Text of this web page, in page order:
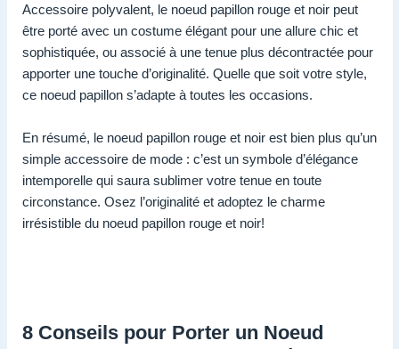
Accessoire polyvalent, le noeud papillon rouge et noir peut
être porté avec un costume élégant pour une allure chic et
sophistiquée, ou associé à une tenue plus décontractée pour
apporter une touche d’originalité. Quelle que soit votre style,
ce noeud papillon s’adapte à toutes les occasions.
En résumé, le noeud papillon rouge et noir est bien plus qu’un
simple accessoire de mode : c’est un symbole d’élégance
intemporelle qui saura sublimer votre tenue en toute
circonstance. Osez l’originalité et adoptez le charme
irrésistible du noeud papillon rouge et noir!
8 Conseils pour Porter un Noeud